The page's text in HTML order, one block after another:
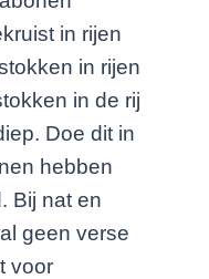
in rijen
in rijen
in de rij
Doe dit in
hebben
Bij nat en
geen verse
voor